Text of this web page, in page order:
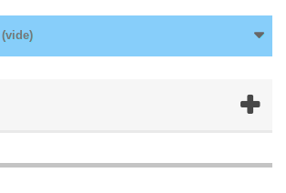
(vide)